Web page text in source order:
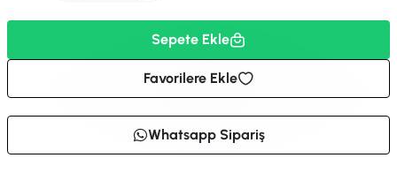
Sepete Ekle
Favorilere Ekle
Whatsapp Sipariş